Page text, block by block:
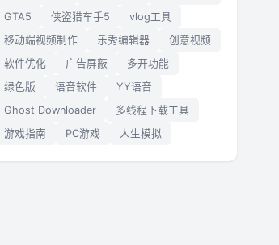
GTA5
侠盗猎车手5
vlog工具
移动端视频制作
乐秀编辑器
创意视频
软件优化
广告屏蔽
多开功能
绿色版
语音软件
YY语音
Ghost Downloader
多线程下载工具
游戏指南
PC游戏 人生模拟